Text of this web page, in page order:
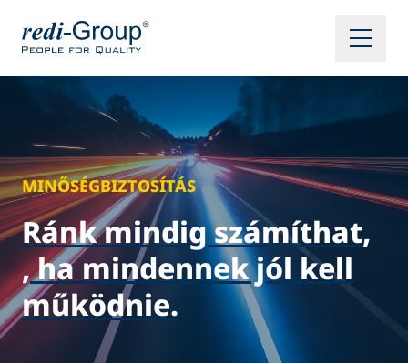
MINŐSÉGBIZTOSÍTÁS
Ránk mindig számíthat,
, ha mindennek jól kell
működnie.